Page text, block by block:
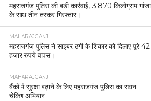
महराजगंज पुलिस की बड़ी कार्रवाई, 3.870 किलोग्राम गांजा
के साथ तीन तस्कर गिरफ्तार।
MAHARAJGANJ
महराजगंज पुलिस ने साइबर ठगी के शिकार को दिलाए पूरे 42
हजार रुपये वापस।
MAHARAJGANJ
बैंकों में सुरक्षा बढ़ाने के लिए महराजगंज पुलिस का सघन
चेकिंग अभियान